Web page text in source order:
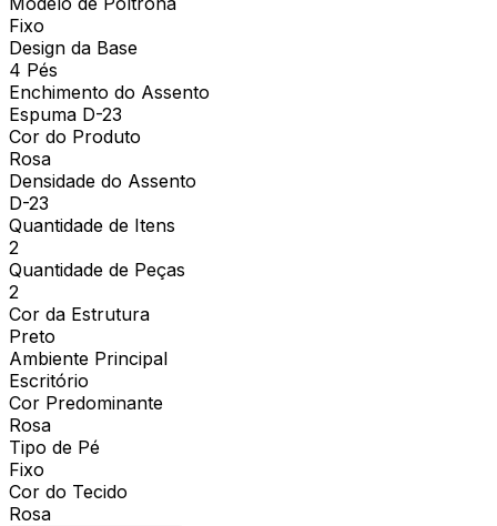
Fixo
Design da Base
4 Pés
Enchimento do Assento
Espuma D-23
Cor do Produto
Rosa
Densidade do Assento
D-23
Quantidade de Itens
2
Quantidade de Peças
2
Cor da Estrutura
Preto
Ambiente Principal
Escritório
Cor Predominante
Rosa
Tipo de Pé
Fixo
Cor do Tecido
Rosa